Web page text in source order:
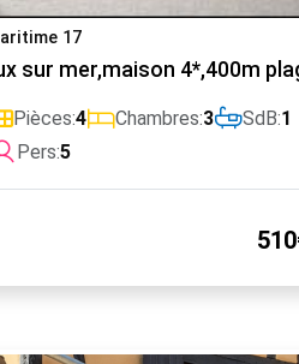
17
sur mer,maison 4*,400m
Pièces:4 Chambres:3 SdB:1
Pers:5